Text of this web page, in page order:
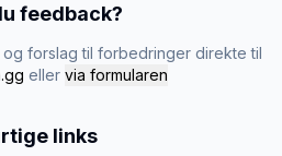
feedback?
forslag til forbedringer direkte til
eller via formularen
links